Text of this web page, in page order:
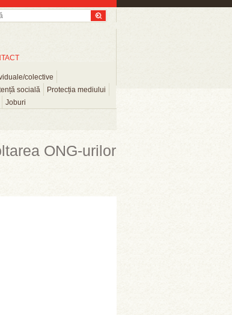
colective
socială
Protecția mediului
Joburi
ONG-urilor